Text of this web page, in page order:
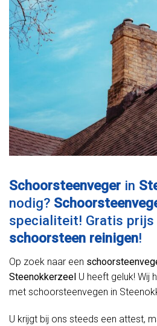
Schoorsteenveger in
nodig?
specialiteit! Gratis
schoorsteen reinigen!
Op zoek naar een
Steenokkerzeel U heeft geluk! Wij
met schoorsteenvegen in
U krijgt bij ons steeds een attest,